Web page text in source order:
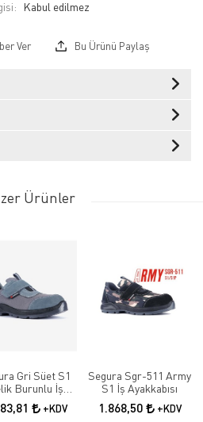
Ver Bu Ürünü Paylaş
Ürünler
Gri Süet S1
Burunlu İş
Ayakkabısı
SGR-51+KDV
Segura Sgr-511 Army
S1 İş Ayakkabısı
1.868,50 +KDV